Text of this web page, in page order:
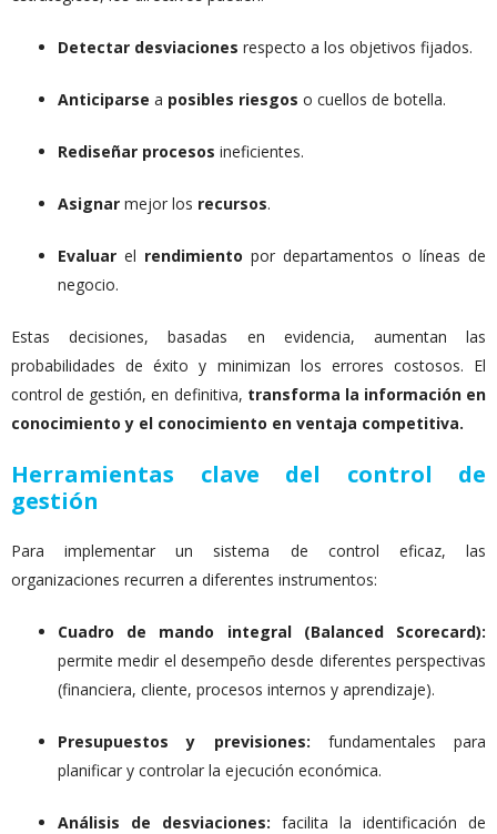
Detectar desviaciones respecto a los objetivos fijados.
Anticiparse a posibles riesgos o cuellos de botella.
Rediseñar procesos ineficientes.
Asignar mejor los recursos.
Evaluar el rendimiento por departamentos o líneas de
negocio.
Estas decisiones, basadas en evidencia, aumentan las
probabilidades de éxito y minimizan los errores costosos. El
control de gestión, en definitiva, transforma la información en
conocimiento y el conocimiento en ventaja competitiva.
Herramientas clave del control de
gestión
Para implementar un sistema de control eficaz, las
organizaciones recurren a diferentes instrumentos:
Cuadro de mando integral (Balanced Scorecard):
permite medir el desempeño desde diferentes perspectivas
(financiera, cliente, procesos internos y aprendizaje).
Presupuestos y previsiones: fundamentales para
planificar y controlar la ejecución económica.
Análisis de desviaciones: facilita la identificación de